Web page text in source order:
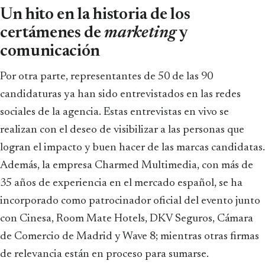
Un hito en la historia de los
certámenes demarketingy
comunicación
Por otra parte, representantes de 50 de las 90
candidaturas ya han sido entrevistados en las redes
sociales de la agencia. Estas entrevistas en vivo se
realizan con el deseo de visibilizar a las personas que
logran el impacto y buen hacer de las marcas candidatas.
Además, la empresa Charmed Multimedia, con más de
35 años de experiencia en el mercado español, se ha
incorporado como patrocinador oficial del evento junto
con Cinesa, Room Mate Hotels, DKV Seguros, Cámara
de Comercio de Madrid y Wave 8; mientras otras firmas
de relevancia están en proceso para sumarse.